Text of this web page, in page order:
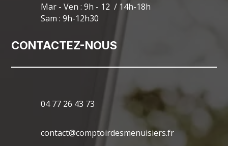
Mar - Ven : 9h - 12 / 14h-18h
Sam : 9h-12h30
CONTACTEZ-NOUS
04 77 26 43 73
contact@comptoirdesmenuisiers.fr